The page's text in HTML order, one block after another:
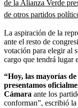
de la Alianza Verde
de otros partidos
La aspiración de la
ante el resto de
votación para elegir al
cargo que tendrá lugar
“Hoy, las mayorías
presentamos
Cámara ante los
conforman”, escribió